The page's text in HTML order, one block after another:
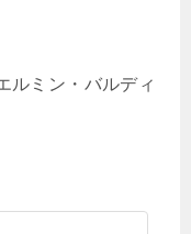
ルミン・バルディ